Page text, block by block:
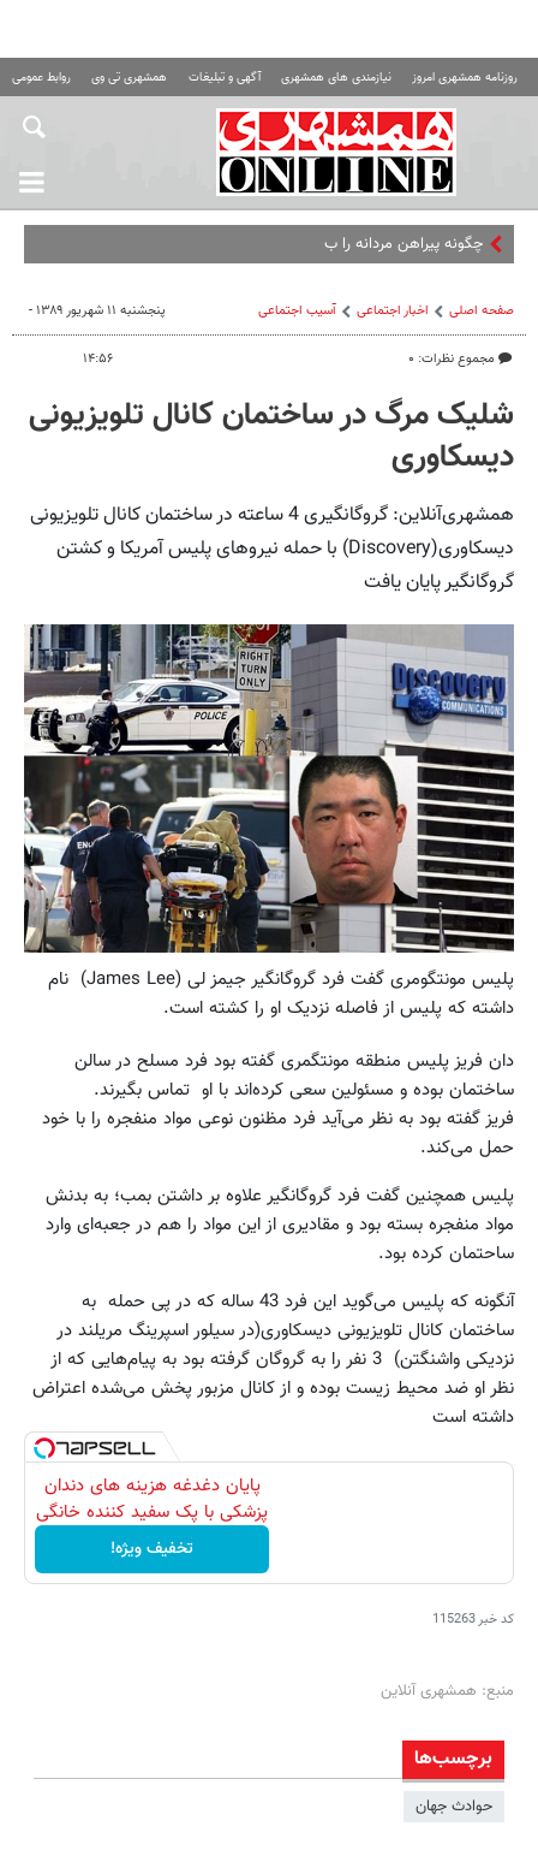
روزنامه همشهری امروز نیازمندی های همشهری آگهی و تبلیغات همشهری تی وی روابط عمومی
چگونه پیراهن مردانه را با شلوار جین
صفحه اصلی اخبار اجتماعی آسیب اجتماعی
مجموع نظرات: ۰
پنجشنبه ۱۱ شهریور ۱۳۸۹ -
۱۴:۵۶
شلیک مرگ در ساختمان کانال تلویزیونی
دیسکاوری
همشهری‌آنلاین: گروگانگیری 4 ساعته در ساختمان کانال تلویزیونی
دیسکاوری(Discovery) با حمله نیروهای پلیس آمریکا و کشتن
گروگانگیر پایان یافت
پلیس مونتگومری گفت فرد گروگانگیر جیمز لی (James Lee) نام
داشته که پلیس از فاصله نزدیک او را کشته است.
دان فریز پلیس منطقه مونتگمری گفته بود فرد مسلح در سالن
ساختمان بوده و مسئولین سعی کرده‌اند با او تماس بگیرند.
فریز گفته بود به نظر می‌آید فرد مظنون نوعی مواد منفجره را با خود
حمل می‌کند.
پلیس همچنین گفت فرد گروگانگیر علاوه بر داشتن بمب؛ به بدنش
مواد منفجره بسته بود و مقادیری از این مواد را هم در جعبه‌ای وارد
ساحتمان کرده بود.
آنگونه که پلیس می‌گوید این فرد 43 ساله که در پی حمله به
ساختمان کانال تلویزیونی دیسکاوری(در سیلور اسپرینگ مریلند در
نزدیکی واشنگتن) 3 نفر را به گروگان گرفته بود به پیام‌هایی که از
نظر او ضد محیط زیست بوده و از کانال مزبور پخش می‌شده اعتراض
داشته است
پایان دغدغه هزینه های دندان
پزشکی با پک سفید کننده خانگی
تخفیف ویژه!
کد خبر115263
منبع: همشهری آنلاین
برچسب‌ها
حوادث جهان